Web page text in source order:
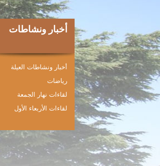
أخبار ونشاطات
أخبار ونشاطات العيلة
رياضات
لقاءات نهار الجمعة
لقاءات الأربعاء الأول